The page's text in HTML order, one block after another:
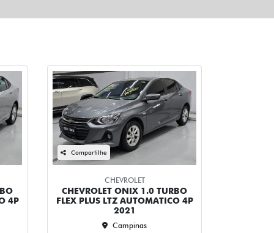
4P
Compartilhe
CHEVROLET
CHEVROLET ONIX 1.0 TURBO
FLEX PLUS LTZ AUTOMATICO 4P
2021
Campinas